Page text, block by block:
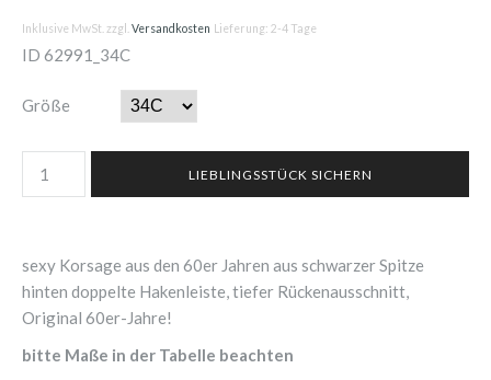
Inklusive MwSt. zzgl. Versandkosten Lieferung: 2-4 Tage
ID 62991_34C
Größe
sexy Korsage aus den 60er Jahren aus schwarzer Spitze
hinten doppelte Hakenleiste, tiefer Rückenausschnitt,
Original 60er-Jahre!
bitte Maße in der Tabelle beachten